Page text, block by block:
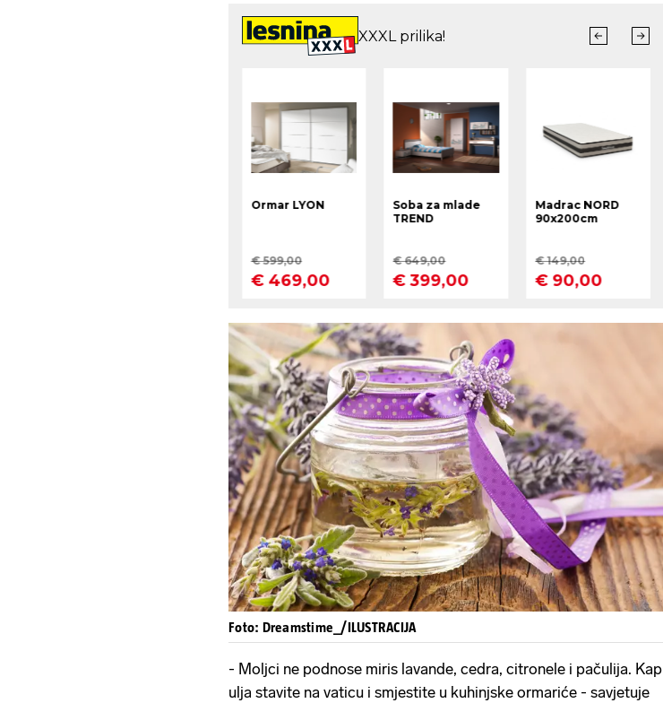
Foto: Dreamstime_/ILUSTRACIJA
- Moljci ne podnose miris lavande, cedra, citronele i pačulija. Kap
ulja stavite na vaticu i smjestite u kuhinjske ormariće - savjetuje